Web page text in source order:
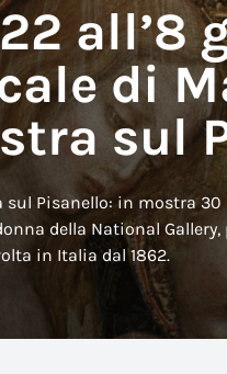
all’8
di
sul
sul Pisanello: in mostra
della National Gallery,
in Italia dal 1862.